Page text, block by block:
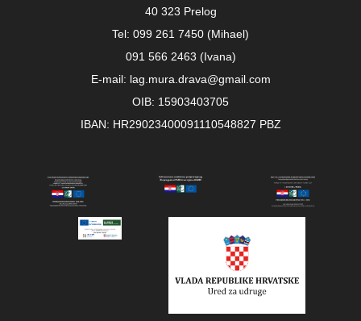
40 323 Prelog
Tel: 099 261 7450 (Mihael)
091 566 2463 (Ivana)
E-mail: lag.mura.drava@gmail.com
OIB: 15903403705
IBAN: HR29023400091110548827 PBZ